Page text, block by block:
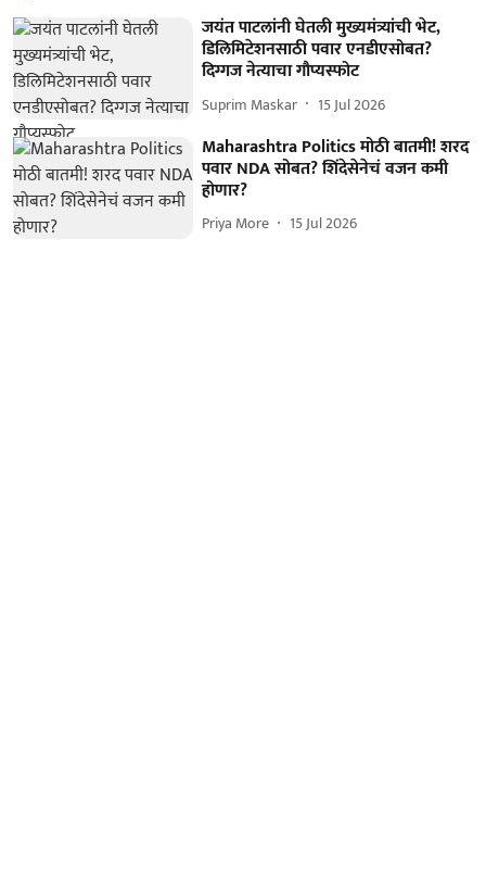
जयंत पाटलांनी घेतली मुख्यमंत्र्यांची भेट,
डिलिमिटेशनसाठी पवार एनडीएसोबत?
दिग्गज नेत्याचा गौप्यस्फोट
Suprim Maskar 15 Jul 2026
Maharashtra Politics मोठी बातमी! शरद
पवार NDA सोबत? शिंदेसेनेचं वजन कमी
होणार?
Priya More 15 Jul 2026